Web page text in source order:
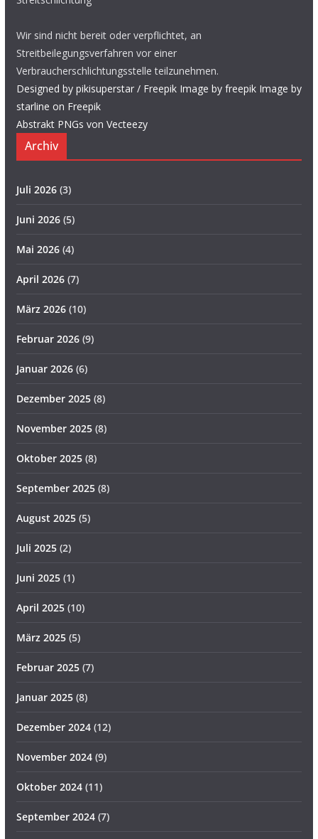
Wir sind nicht bereit oder verpflichtet, an
Streitbeilegungsverfahren vor einer
Verbraucherschlichtungsstelle teilzunehmen.
Designed by pikisuperstar / Freepik Image by freepik Image by
starline on Freepik
Abstrakt PNGs von Vecteezy
Archiv
Juli 2026(3)
Juni 2026(5)
Mai 2026(4)
April 2026(7)
März 2026(10)
Februar 2026(9)
Januar 2026(6)
Dezember 2025(8)
November 2025(8)
Oktober 2025(8)
September 2025(8)
August 2025(5)
Juli 2025(2)
Juni 2025(1)
April 2025(10)
März 2025(5)
Februar 2025(7)
Januar 2025(8)
Dezember 2024(12)
November 2024(9)
Oktober 2024(11)
September 2024(7)